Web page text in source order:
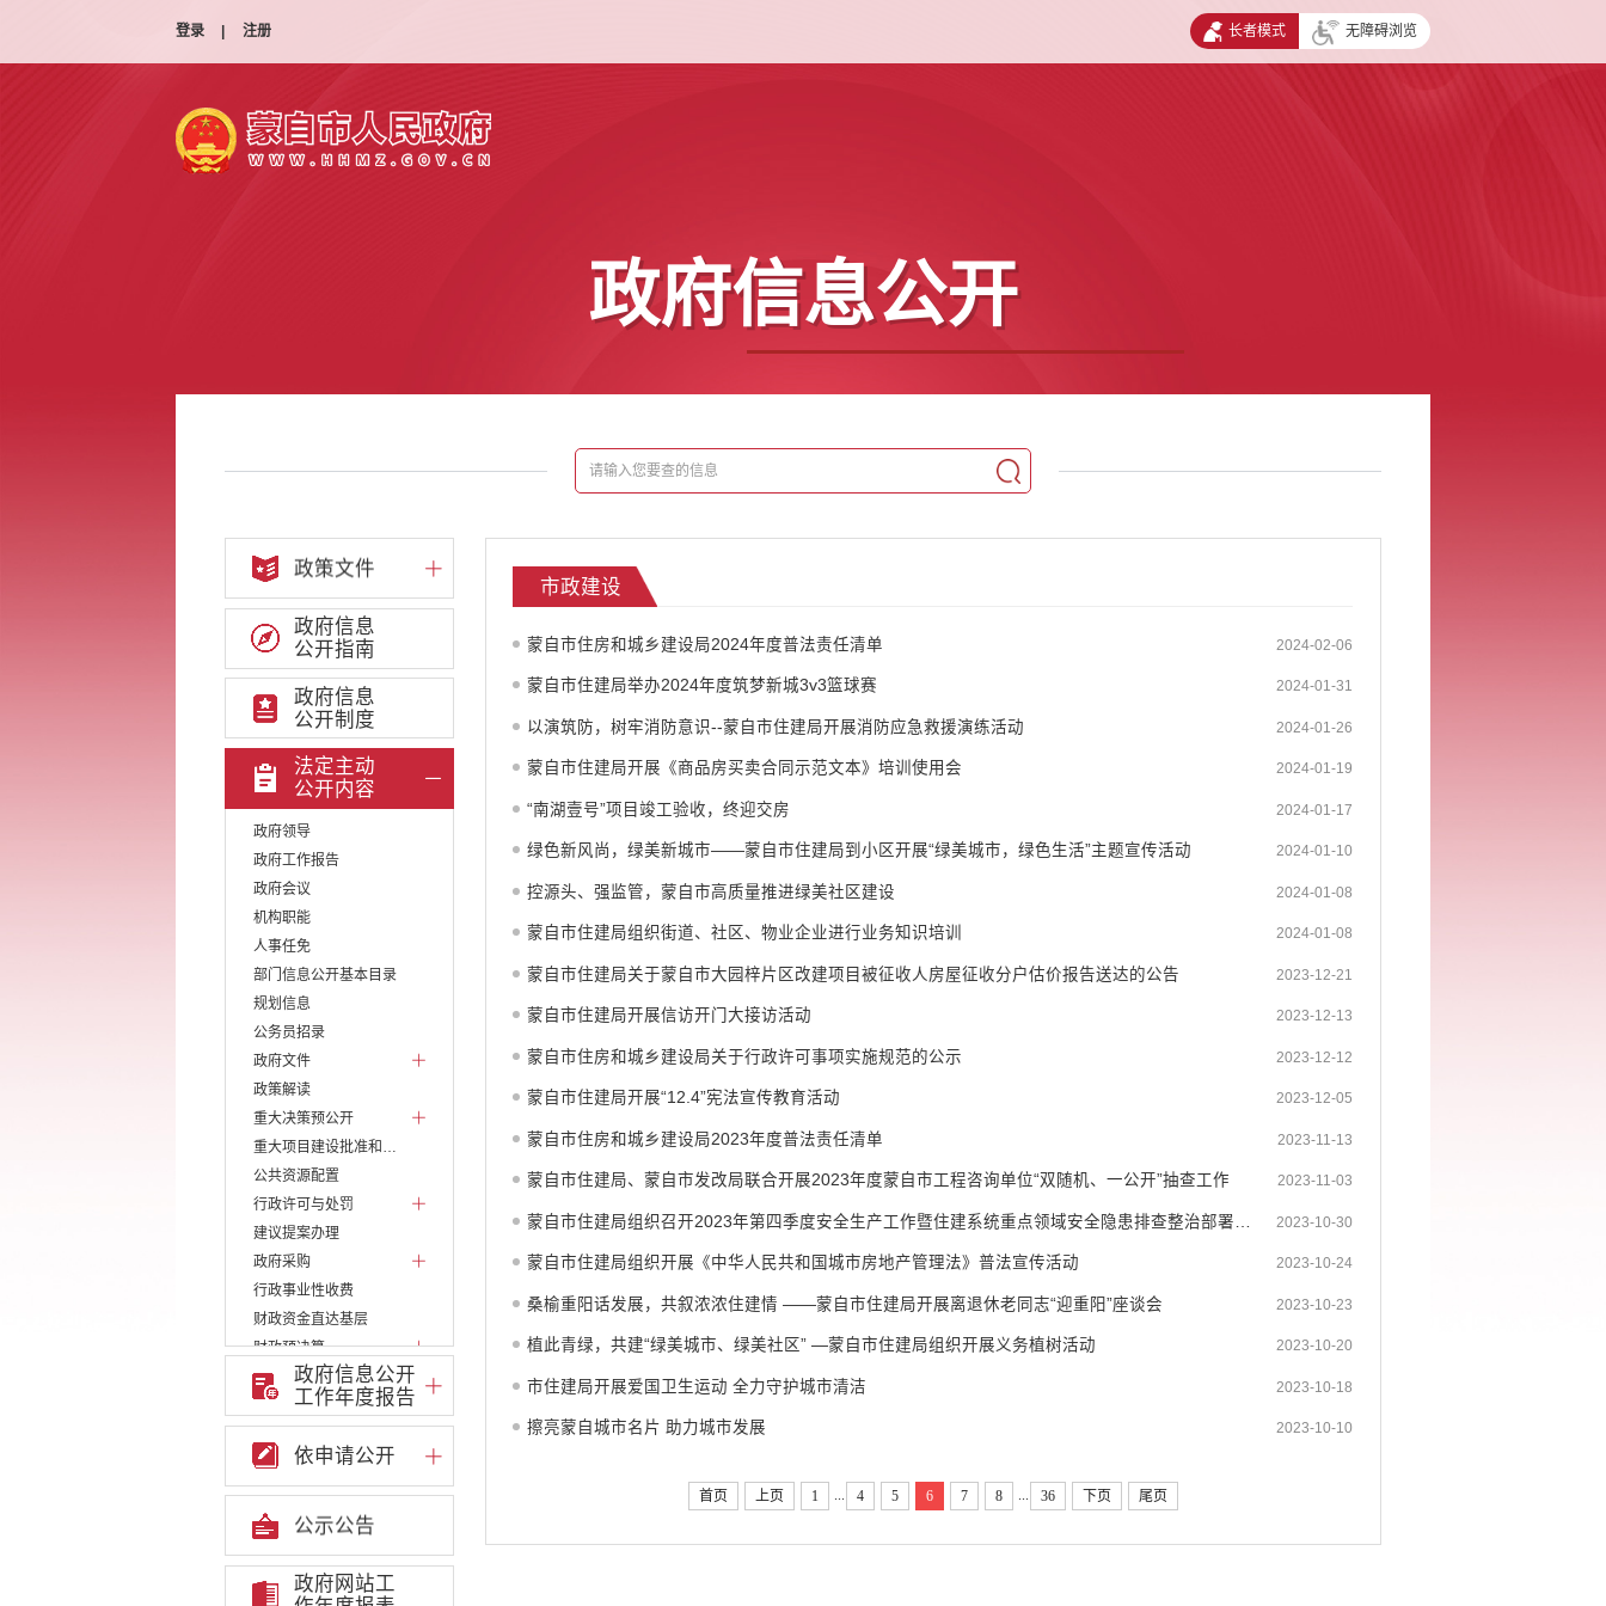
登录 注册 长者模式 无障碍浏览
政府信息公开
政策文件
政府信息
公开指南
政府信息
公开制度
法定主动
公开内容
政府领导
政府工作报告
政府会议
机构职能
人事任免
部门信息公开基本目录
规划信息
公务员招录
政府文件
政策解读
重大决策预公开
公共资源配置
行政许可与处罚
建议提案办理
政府采购
行政事业性收费
财政资金直达基层
财政预决算
减税降费
稳岗就业
社会救助
食品药品监管
产品质量
医疗卫生
政府信息公开
工作年度报告
依申请公开
公示公告
政府网站工
市政建设
蒙自市住房和城乡建设局2024年度普法责任清单 2024-02-06
蒙自市住建局举办2024年度筑梦新城3v3篮球赛 2024-01-31
以演筑防，树牢消防意识--蒙自市住建局开展消防应急救援演练活动 2024-01-26
蒙自市住建局开展《商品房买卖合同示范文本》培训使用会 2024-01-19
“南湖壹号”项目竣工验收，终迎交房 2024-01-17
绿色新风尚，绿美新城市——蒙自市住建局到小区开展“绿美城市，绿色生活”主题宣传活动 2024-01-10
控源头、强监管，蒙自市高质量推进绿美社区建设 2024-01-08
蒙自市住建局组织街道、社区、物业企业进行业务知识培训 2024-01-08
蒙自市住建局关于蒙自市大园梓片区改建项目被征收人房屋征收分户估价报告送达的公告 2023-12-21
蒙自市住建局开展信访开门大接访活动 2023-12-13
蒙自市住房和城乡建设局关于行政许可事项实施规范的公示 2023-12-12
蒙自市住建局开展“12.4”宪法宣传教育活动 2023-12-05
蒙自市住房和城乡建设局2023年度普法责任清单 2023-11-13
蒙自市住建局、蒙自市发改局联合开展2023年度蒙自市工程咨询单位“双随机、一公开”抽查工作 2023-11-03
2023-10-30
蒙自市住建局组织开展《中华人民共和国城市房地产管理法》普法宣传活动 2023-10-24
桑榆重阳话发展，共叙浓浓住建情 ——蒙自市住建局开展离退休老同志“迎重阳”座谈会 2023-10-23
植此青绿，共建“绿美城市、绿美社区” —蒙自市住建局组织开展义务植树活动 2023-10-20
市住建局开展爱国卫生运动 全力守护城市清洁 2023-10-18
擦亮蒙自城市名片 助力城市发展 2023-10-10
首页 上页 1 ... 4 5 6 7 8 ... 36 下页 尾页